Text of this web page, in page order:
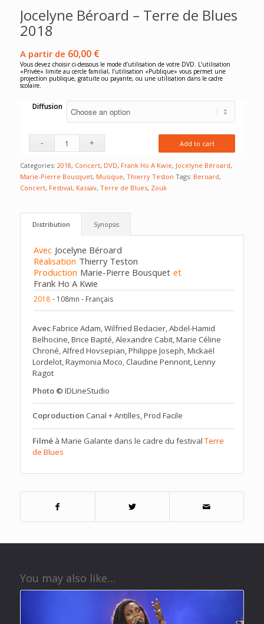
Jocelyne Béroard – Terre de Blues
2018
A partir de 60,00 €
Vous devez choisir ci-dessous le mode d’utilisation de votre DVD. L’utilisation
«Privée» limite au cercle familial, l’utilisation «Publique» vous permet une
projection publique, gratuite ou payante, ou une utilisation dans le cadre
scolaire.
Diffusion
Add to cart
Categories: 2018, Concert, DVD, Frank Ho A Kwie, Jocelyne Béroard,
Marie-Pierre Bousquet, Musique, Thierry Teston Tags: Beroard,
Concert, Festival, Kassav, Terre de Blues, Zouk
Distribution Synopsis
Avec Jocelyne Béroard
Réalisation Thierry Teston
Production Marie-Pierre Bousquet et
Frank Ho A Kwie
2018 - 108mn - Français
AvecFabrice Adam, Wilfried Bedacier, Abdel-Hamid
Belhocine, Brice Bapté, Alexandre Cabit, Marie Céline
Chroné, Alfred Hovsepian, Philippe Joseph, Mickaël
Lordelot, Raymonia Moco, Claudine Pennont, Lenny
Ragot
Photo © IDLineStudio
Coproduction Canal + Antilles, Prod Facile
Filméà Marie Galante dans le cadre du festival Terre
de Blues
You may also like…